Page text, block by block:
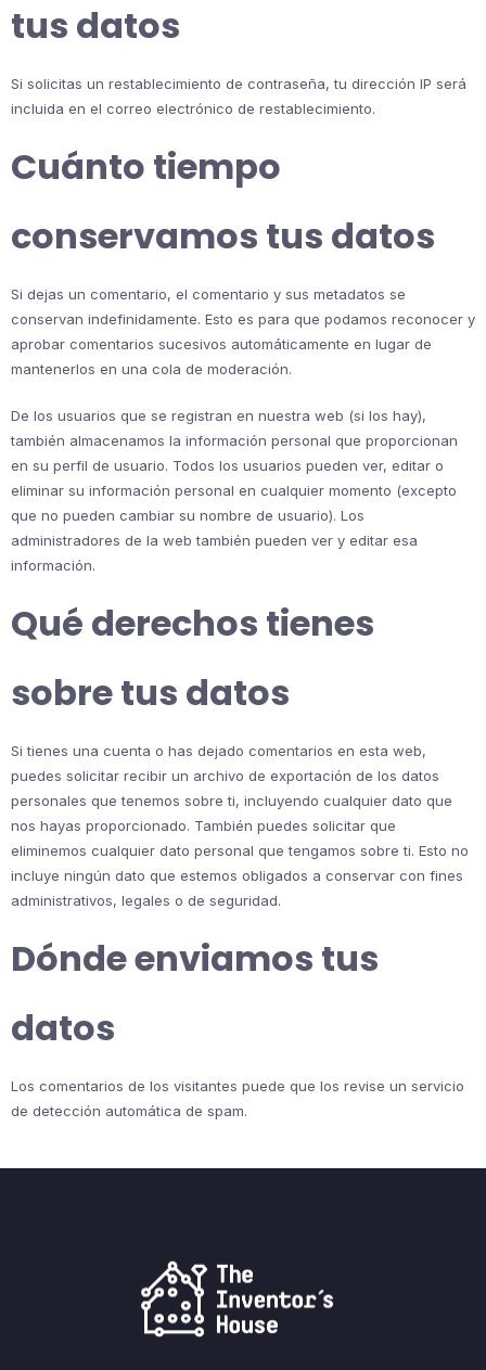
tus datos
Si solicitas un restablecimiento de contraseña, tu dirección IP será
incluida en el correo electrónico de restablecimiento.
Cuánto tiempo
conservamos tus datos
Si dejas un comentario, el comentario y sus metadatos se
conservan indefinidamente. Esto es para que podamos reconocer y
aprobar comentarios sucesivos automáticamente en lugar de
mantenerlos en una cola de moderación.
De los usuarios que se registran en nuestra web (si los hay),
también almacenamos la información personal que proporcionan
en su perfil de usuario. Todos los usuarios pueden ver, editar o
eliminar su información personal en cualquier momento (excepto
que no pueden cambiar su nombre de usuario). Los
administradores de la web también pueden ver y editar esa
información.
Qué derechos tienes
sobre tus datos
Si tienes una cuenta o has dejado comentarios en esta web,
puedes solicitar recibir un archivo de exportación de los datos
personales que tenemos sobre ti, incluyendo cualquier dato que
nos hayas proporcionado. También puedes solicitar que
eliminemos cualquier dato personal que tengamos sobre ti. Esto no
incluye ningún dato que estemos obligados a conservar con fines
administrativos, legales o de seguridad.
Dónde enviamos tus
datos
Los comentarios de los visitantes puede que los revise un servicio
de detección automática de spam.